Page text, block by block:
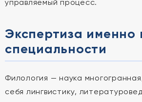
управляемый процесс.
Экспертиза именно
специальности
Филология — наука
себя лингвистику,